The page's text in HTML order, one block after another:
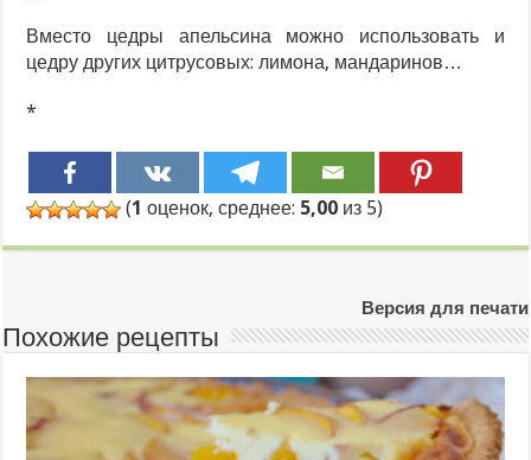
Вместо цедры апельсина можно использовать и
цедру других цитрусовых: лимона, мандаринов…
*
(1 оценок, среднее: 5,00 из 5)
Версия для печати
Похожие рецепты